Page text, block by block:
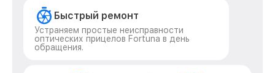
Быстрый ремонт
Устраняем простые неисправности
оптических прицелов Fortuna в день
обращения.